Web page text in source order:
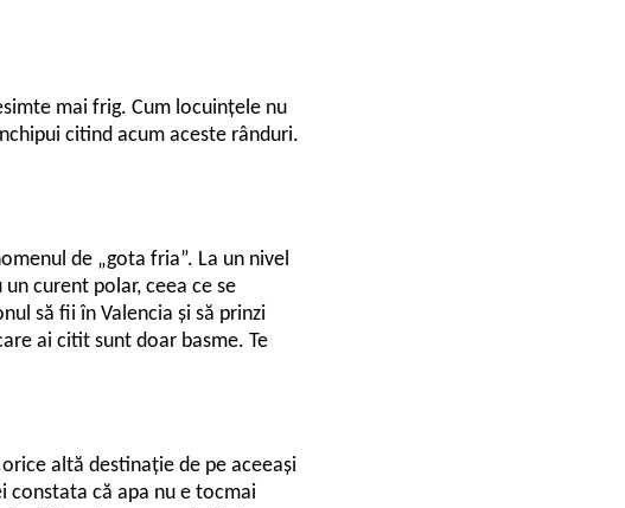
mai frig. Cum locuințele nu
citind acum aceste rânduri.
de „gota fria”. La un nivel
curent polar, ceea ce se
să fii în Valencia și să prinzi
ai citit sunt doar basme. Te
altă destinație de pe aceeași
constata că apa nu e tocmai